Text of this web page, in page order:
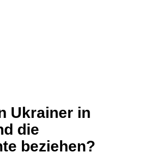
Ukrainer in
die
beziehen?